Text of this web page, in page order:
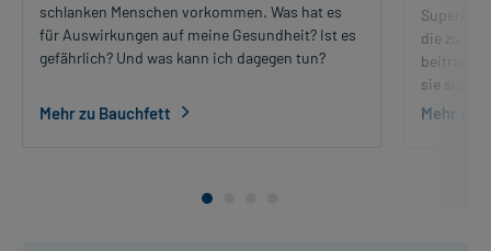
schlanken Menschen vorkommen. Was hat es
für Auswirkungen auf meine Gesundheit? Ist es
gefährlich? Und was kann ich dagegen tun?
Mehr zu Bauchfett
die zu
sie sich
Mehr zu